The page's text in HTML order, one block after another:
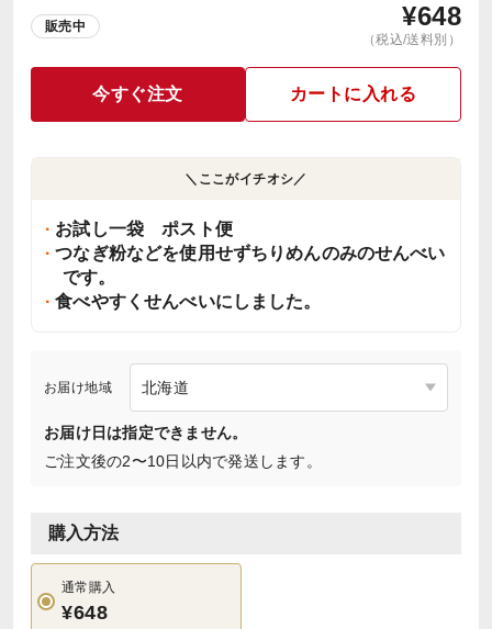
販売中 ¥648
（税込/送料別）
今すぐ注文 カートに入れる
＼ここがイチオシ／
お試し一袋 ポスト便
つなぎ粉などを使用せずちりめんのみのせんべい
です。
食べやすくせんべいにしました。
お届け地域
お届け日は指定できません。
ご注文後の2〜10日以内で発送します。
購入方法
通常購入
¥648